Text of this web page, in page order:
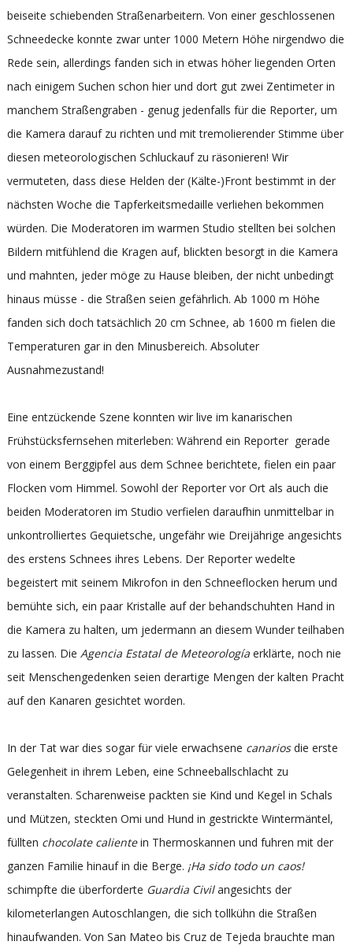
beiseite schiebenden Straßenarbeitern. Von einer geschlossenen
Schneedecke konnte zwar unter 1000 Metern Höhe nirgendwo die
Rede sein, allerdings fanden sich in etwas höher liegenden Orten
nach einigem Suchen schon hier und dort gut zwei Zentimeter in
manchem Straßengraben - genug jedenfalls für die Reporter, um
die Kamera darauf zu richten und mit tremolierender Stimme über
diesen meteorologischen Schluckauf zu räsonieren! Wir
vermuteten, dass diese Helden der (Kälte-)Front bestimmt in der
nächsten Woche die Tapferkeitsmedaille verliehen bekommen
würden. Die Moderatoren im warmen Studio stellten bei solchen
Bildern mitfühlend die Kragen auf, blickten besorgt in die Kamera
und mahnten, jeder möge zu Hause bleiben, der nicht unbedingt
hinaus müsse - die Straßen seien gefährlich. Ab 1000 m Höhe
fanden sich doch tatsächlich 20 cm Schnee, ab 1600 m fielen die
Temperaturen gar in den Minusbereich. Absoluter
Ausnahmezustand!
Eine entzückende Szene konnten wir live im kanarischen
Frühstücksfernsehen miterleben: Während ein Reporter gerade
von einem Berggipfel aus dem Schnee berichtete, fielen ein paar
Flocken vom Himmel. Sowohl der Reporter vor Ort als auch die
beiden Moderatoren im Studio verfielen daraufhin unmittelbar in
unkontrolliertes Gequietsche, ungefähr wie Dreijährige angesichts
des erstens Schnees ihres Lebens. Der Reporter wedelte
begeistert mit seinem Mikrofon in den Schneeflocken herum und
bemühte sich, ein paar Kristalle auf der behandschuhten Hand in
die Kamera zu halten, um jedermann an diesem Wunder teilhaben
zu lassen. Die Agencia Estatal de Meteorologíaerklärte, noch nie
seit Menschengedenken seien derartige Mengen der kalten Pracht
auf den Kanaren gesichtet worden.
In der Tat war dies sogar für viele erwachsene canariosdie erste
Gelegenheit in ihrem Leben, eine Schneeballschlacht zu
veranstalten. Scharenweise packten sie Kind und Kegel in Schals
und Mützen, steckten Omi und Hund in gestrickte Wintermäntel,
füllten chocolate calientein Thermoskannen und fuhren mit der
ganzen Familie hinauf in die Berge. ¡Ha sido todo un caos!
schimpfte die überforderte Guardia Civilangesichts der
kilometerlangen Autoschlangen, die sich tollkühn die Straßen
hinaufwanden. Von San Mateo bis Cruz de Tejeda brauchte man